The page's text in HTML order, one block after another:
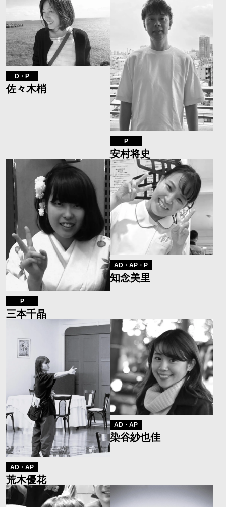
D・P
佐々木梢
P
安村将史
P
三本千晶
AD・AP・P
知念美里
AD・AP
荒木優花
AD・AP
染谷紗也佳